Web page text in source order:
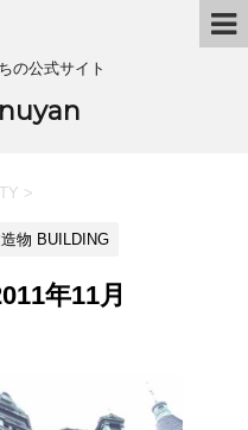
の公式サイト
>
物 BUILDING
年11月